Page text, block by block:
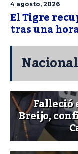
4 agosto, 2026
El Tigre
tras una
Falleció
Breijo,